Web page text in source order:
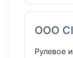
ООО
Рулевое